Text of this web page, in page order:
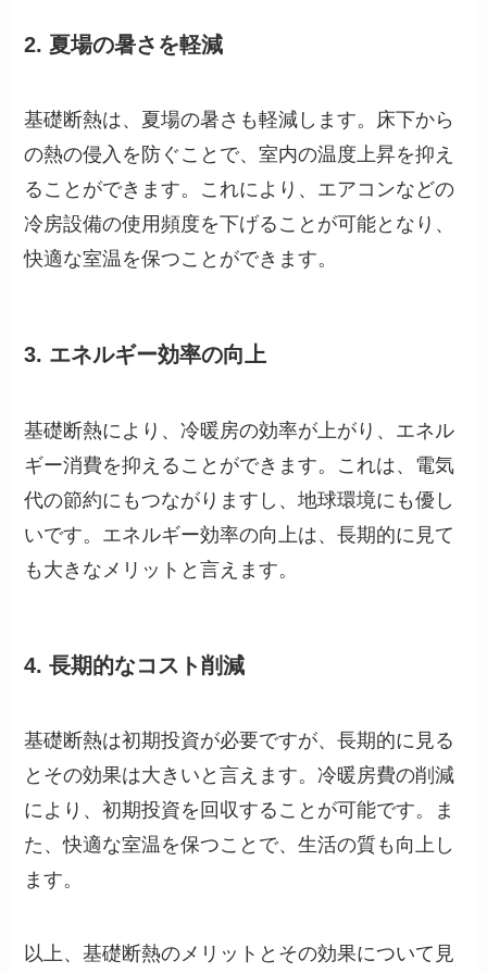
2. 夏場の暑さを軽減
基礎断熱は、夏場の暑さも軽減します。床下から
の熱の侵入を防ぐことで、室内の温度上昇を抑え
ることができます。これにより、エアコンなどの
冷房設備の使用頻度を下げることが可能となり、
快適な室温を保つことができます。
3. エネルギー効率の向上
基礎断熱により、冷暖房の効率が上がり、エネル
ギー消費を抑えることができます。これは、電気
代の節約にもつながりますし、地球環境にも優し
いです。エネルギー効率の向上は、長期的に見て
も大きなメリットと言えます。
4. 長期的なコスト削減
基礎断熱は初期投資が必要ですが、長期的に見る
とその効果は大きいと言えます。冷暖房費の削減
により、初期投資を回収することが可能です。ま
た、快適な室温を保つことで、生活の質も向上し
ます。
以上、基礎断熱のメリットとその効果について見